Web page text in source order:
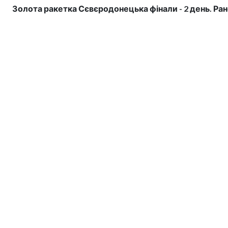
Золота ракетка Сєвєродонецька фінали - 2 день.